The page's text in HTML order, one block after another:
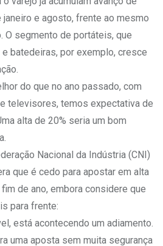
janeiro e agosto, frente ao mesmo
O segmento de portáteis, que
batedeiras, por exemplo, cresce
do que no ano passado, com
televisores, temos expectativa de
alta de 20% seria um bom
Nacional da Indústria (CNI)
que é cedo para apostar em alta
de ano, embora considere que
para frente:
está acontecendo um adiamento.
uma aposta sem muita segurança